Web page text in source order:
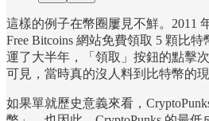
這樣的例子在幣圈屢見不鮮。2011
Free Bitcoins 網站免費領取 5 顆比
運了大半年，「領取」按鈕的點擊
可見，當時真的沒人料到比特幣的現
如果單就歷史意義來看，